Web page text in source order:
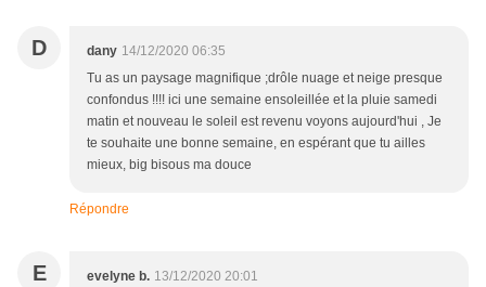
D dany 14/12/2020 06:35
Tu as un paysage magnifique ;drôle nuage et neige presque
confondus !!!! ici une semaine ensoleillée et la pluie samedi
matin et nouveau le soleil est revenu voyons aujourd'hui , Je
te souhaite une bonne semaine, en espérant que tu ailles
mieux, big bisous ma douce
Répondre
E evelyne b. 13/12/2020 20:01